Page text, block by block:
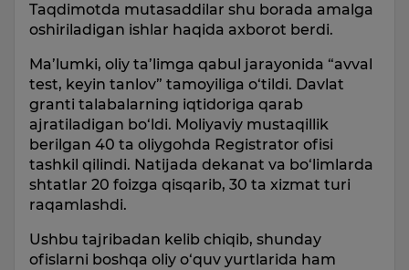
Taqdimotda mutasaddilar shu borada amalga
oshiriladigan ishlar haqida axborot berdi.
Ma’lumki, oliy ta’limga qabul jarayonida “avval
test, keyin tanlov” tamoyiliga o‘tildi. Davlat
granti talabalarning iqtidoriga qarab
ajratiladigan bo‘ldi. Moliyaviy mustaqillik
berilgan 40 ta oliygohda Registrator ofisi
tashkil qilindi. Natijada dekanat va bo‘limlarda
shtatlar 20 foizga qisqarib, 30 ta xizmat turi
raqamlashdi.
Ushbu tajribadan kelib chiqib, shunday
ofislarni boshqa oliy o‘quv yurtlarida ham